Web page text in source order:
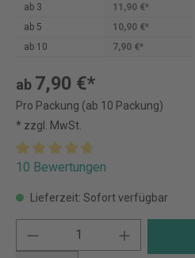
ab 3
11,90 €*
ab 5
10,90 €*
ab 10 7,90 €*
ab 7,90 €*
Pro Packung (ab 10 Packung)
* zzgl. MwSt.
10 Bewertungen
Lieferzeit: Sofort verfügbar